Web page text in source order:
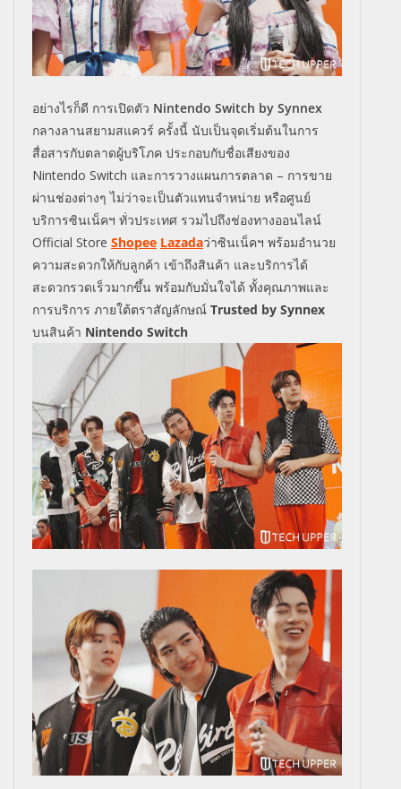
อย่างไรก็ดี การเปิดตัว Nintendo Switch by Synnex
กลางลานสยามสแควร์ ครั้งนี้ นับเป็นจุดเริ่มต้นในการ
สื่อสารกับตลาดผู้บริโภค ประกอบกับชื่อเสียงของ
Nintendo Switch และการวางแผนการตลาด – การขาย
ผ่านช่องต่างๆ ไม่ว่าจะเป็นตัวแทนจำหน่าย หรือศูนย์
บริการซินเน็คฯ ทั่วประเทศ รวมไปถึงช่องทางออนไลน์
Official Store Shopee Lazadaว่าซินเน็คฯ พร้อมอำนวย
ความสะดวกให้กับลูกค้า เข้าถึงสินค้า และบริการได้
สะดวกรวดเร็วมากขึ้น พร้อมกับมั่นใจได้ ทั้งคุณภาพและ
การบริการ ภายใต้ตราสัญลักษณ์ Trusted by Synnex
บนสินค้า Nintendo Switch